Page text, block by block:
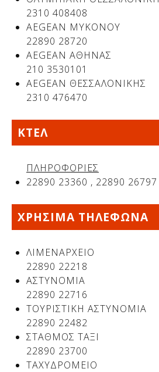
2310 408408
AEGEAN ΜΥΚΟΝΟΥ
22890 28720
AEGEAN ΑΘΗΝΑΣ
210 3530101
AEGEAN ΘΕΣΣΑΛΟΝΙΚΗΣ
2310 476470
ΚΤΕΛ
ΠΛΗΡΟΦΟΡΙΕΣ
22890 23360 , 22890 26797
ΧΡΗΣΙΜΑ ΤΗΛΕΦΩΝΑ
ΛΙΜΕΝΑΡΧΕΙΟ
22890 22218
ΑΣΤΥΝΟΜΙΑ
22890 22716
ΤΟΥΡΙΣΤΙΚΗ ΑΣΤΥΝΟΜΙΑ
22890 22482
ΣΤΑΘΜΟΣ ΤΑΞΙ
22890 23700
ΤΑΧΥΔΡΟΜΕΙΟ